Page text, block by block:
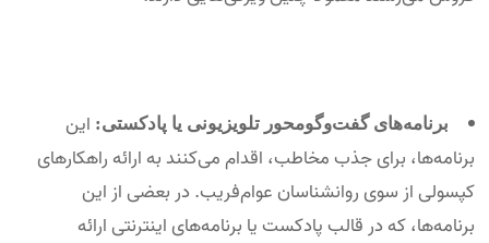
برنامه‌های گفت‌وگومحور تلویزیونی یا پادکستی: این
برنامه‌ها، برای جذب مخاطب، اقدام می‌کنند به ارائه راهکارهای
کپسولی از سوی روانشناسان عوام‌فریب. در بعضی از این
برنامه‌ها، که در قالب پادکست یا برنامه‌های اینترنتی ارائه